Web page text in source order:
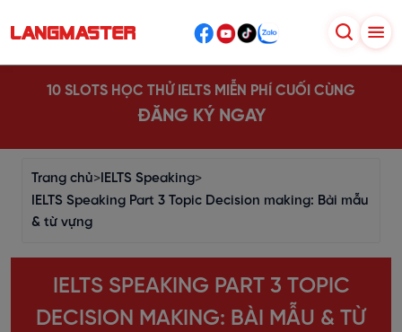
10 SLOTS HỌC THỬ IELTS MIỄN PHÍ CUỐI CÙNG
ĐĂNG KÝ NGAY
Trang chủ> IELTS Speaking>
IELTS Speaking Part 3 Topic Decision making: Bài mẫu
& từ vựng
IELTS SPEAKING PART 3 TOPIC
DECISION MAKING: BÀI MẪU & TỪ